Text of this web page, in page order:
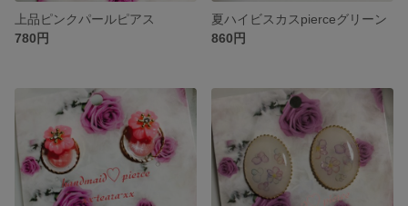
上品ピンクパールピアス
780円
夏ハイビスカスpierceグリーン
860円